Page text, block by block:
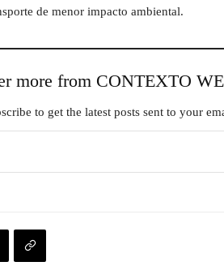
de menor impacto ambiental.
more from CONTEXTO
to get the latest posts sent to your